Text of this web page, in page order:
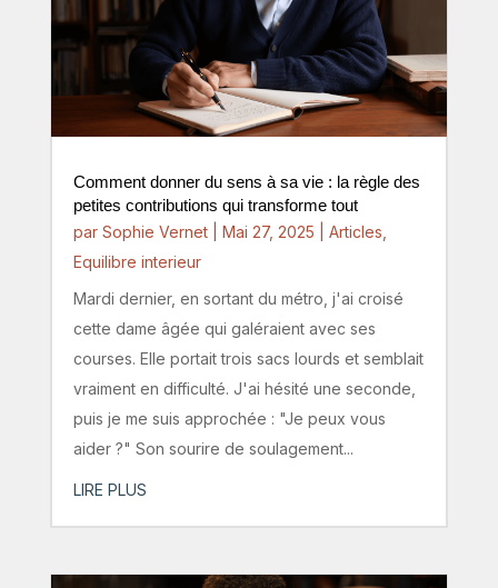
Comment donner du sens à sa vie : la règle des
petites contributions qui transforme tout
par Sophie Vernet| Mai 27, 2025 Articles
Equilibre interieur
Mardi dernier, en sortant du métro, j'ai croisé
cette dame âgée qui galéraient avec ses
courses. Elle portait trois sacs lourds et semblait
vraiment en difficulté. J'ai hésité une seconde,
puis je me suis approchée : "Je peux vous
aider ?" Son sourire de soulagement...
LIRE PLUS